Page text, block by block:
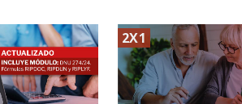
2X1